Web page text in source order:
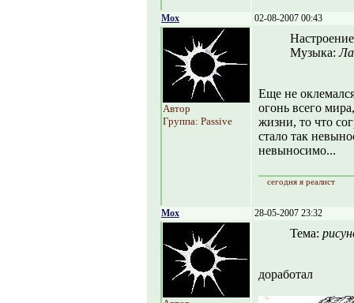
Mox 02-08-2007 00:43
Автор
Группа: Passive
Музыка:
Еще не
огонь всего
жизни, то что
стало так
невыносимо...
сегодня я реалист
Mox 28-05-2007 23:32
Тема:
доработал